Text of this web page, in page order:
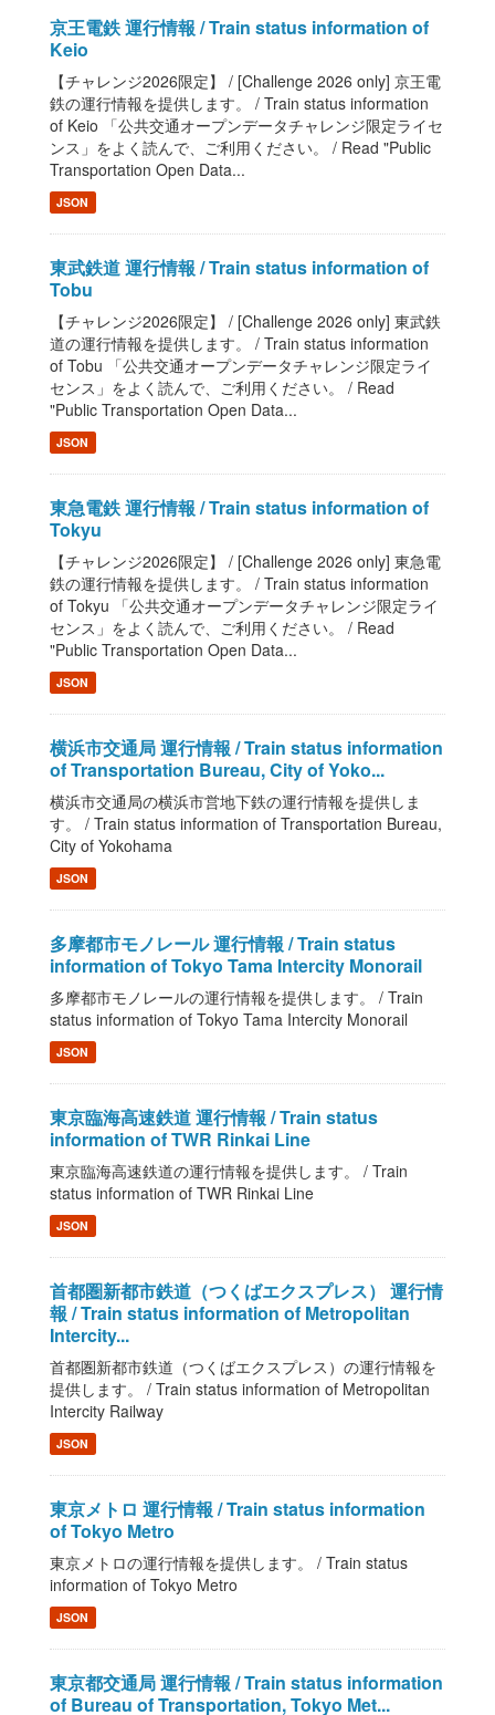
京王電鉄 運行情報 / Train status information of
Keio
【チャレンジ2026限定】 / [Challenge 2026 only] 京王電
鉄の運行情報を提供します。 / Train status information
of Keio 「公共交通オープンデータチャレンジ限定ライセ
ンス」をよく読んで、ご利用ください。 / Read "Public
Transportation Open Data...
JSON
東武鉄道 運行情報 / Train status information of
Tobu
【チャレンジ2026限定】 / [Challenge 2026 only] 東武鉄
道の運行情報を提供します。 / Train status information
of Tobu 「公共交通オープンデータチャレンジ限定ライ
センス」をよく読んで、ご利用ください。 / Read
"Public Transportation Open Data...
JSON
東急電鉄 運行情報 / Train status information of
Tokyu
【チャレンジ2026限定】 / [Challenge 2026 only] 東急電
鉄の運行情報を提供します。 / Train status information
of Tokyu 「公共交通オープンデータチャレンジ限定ライ
センス」をよく読んで、ご利用ください。 / Read
"Public Transportation Open Data...
JSON
横浜市交通局 運行情報 / Train status information
of Transportation Bureau, City of Yoko...
横浜市交通局の横浜市営地下鉄の運行情報を提供しま
す。 / Train status information of Transportation Bureau,
City of Yokohama
JSON
多摩都市モノレール 運行情報 / Train status
information of Tokyo Tama Intercity Monorail
多摩都市モノレールの運行情報を提供します。 / Train
status information of Tokyo Tama Intercity Monorail
JSON
東京臨海高速鉄道 運行情報 / Train status
information of TWR Rinkai Line
東京臨海高速鉄道の運行情報を提供します。 / Train
status information of TWR Rinkai Line
JSON
首都圏新都市鉄道（つくばエクスプレス） 運行情
報 / Train status information of Metropolitan
Intercity...
首都圏新都市鉄道（つくばエクスプレス）の運行情報を
提供します。 / Train status information of Metropolitan
Intercity Railway
JSON
東京メトロ 運行情報 / Train status information
of Tokyo Metro
東京メトロの運行情報を提供します。 / Train status
information of Tokyo Metro
JSON
東京都交通局 運行情報 / Train status information
of Bureau of Transportation, Tokyo Met...